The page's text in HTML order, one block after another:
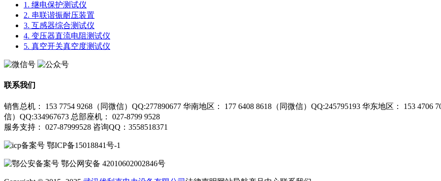
1. 继电保护测试仪
2. 串联谐振耐压装置
3. 互感器综合测试仪
4. 变压器直流电阻测试仪
5. 真空开关真空度测试仪
联系我们
销售总机： 153 7754 9268（同微信）QQ:277890677 华南地区： 177 6408 8618（同微信）QQ:245795193 华东地区： 153 4706
信）QQ:334967673 总部座机： 027-8799 9528
服务支持：
027-87999528 咨询QQ：3558518371
鄂ICP备15018841号-1
鄂公网安备 42010602002846号